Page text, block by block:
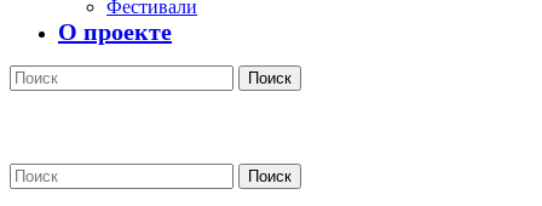
Фестивали
О проекте
Поиск
Поиск